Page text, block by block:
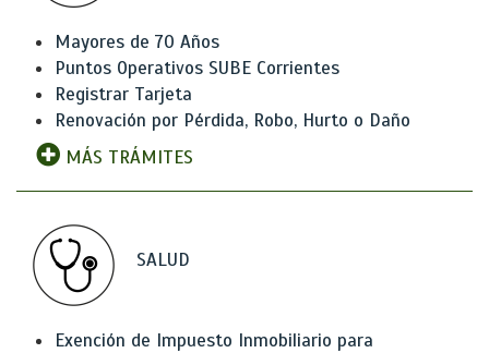
Mayores de 70 Años
Puntos Operativos SUBE Corrientes
Registrar Tarjeta
Renovación por Pérdida, Robo, Hurto o Daño
MÁS TRÁMITES
SALUD
Exención de Impuesto Inmobiliario para